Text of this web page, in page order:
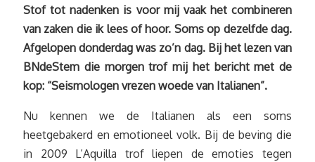
Stof tot nadenken is voor mij vaak het combineren
van zaken die ik lees of hoor. Soms op dezelfde dag.
Afgelopen donderdag was zo’n dag. Bij het lezen van
BNdeStem die morgen trof mij het bericht met de
kop: “Seismologen vrezen woede van Italianen”.
Nu kennen we de Italianen als een soms
heetgebakerd en emotioneel volk. Bij de beving die
in 2009 L’Aquilla trof liepen de emoties tegen